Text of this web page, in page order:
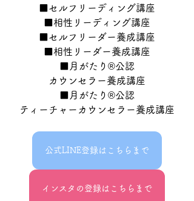
■セルフリーディング講座
■相性リーディング講座
■セルフリーダー養成講座
■相性リーダー養成講座
■月がたり®公認
カウンセラー養成講座
■月がたり®公認
ティーチャーカウンセラー養成講座
公式LINE登録はこちらまで
インスタの登録はこちらまで